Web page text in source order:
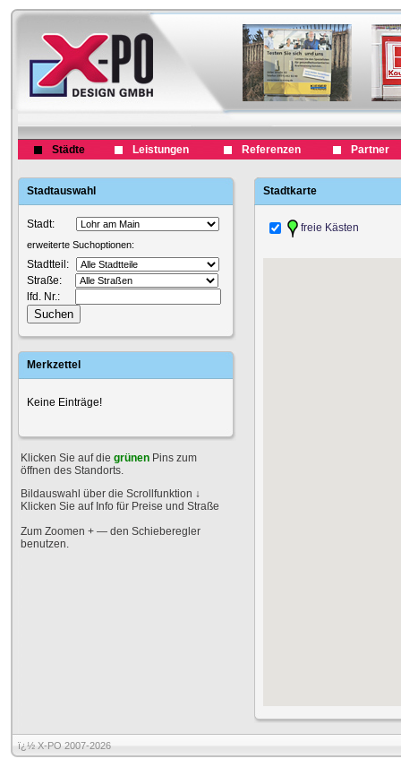
Städte Leistungen Referenzen Partner
Stadtauswahl
Stadt:
erweiterte Suchoptionen:
Stadtteil:
Straße:
lfd. Nr.:
Merkzettel
Keine Einträge!
Klicken Sie auf die grünen Pins zum
öffnen des Standorts.
Bildauswahl über die Scrollfunktion ↓
Klicken Sie auf Info für Preise und Straße
Zum Zoomen + — den Schieberegler
benutzen.
Stadtkarte
freie Kästen
ï¿½ X-PO 2007-2026